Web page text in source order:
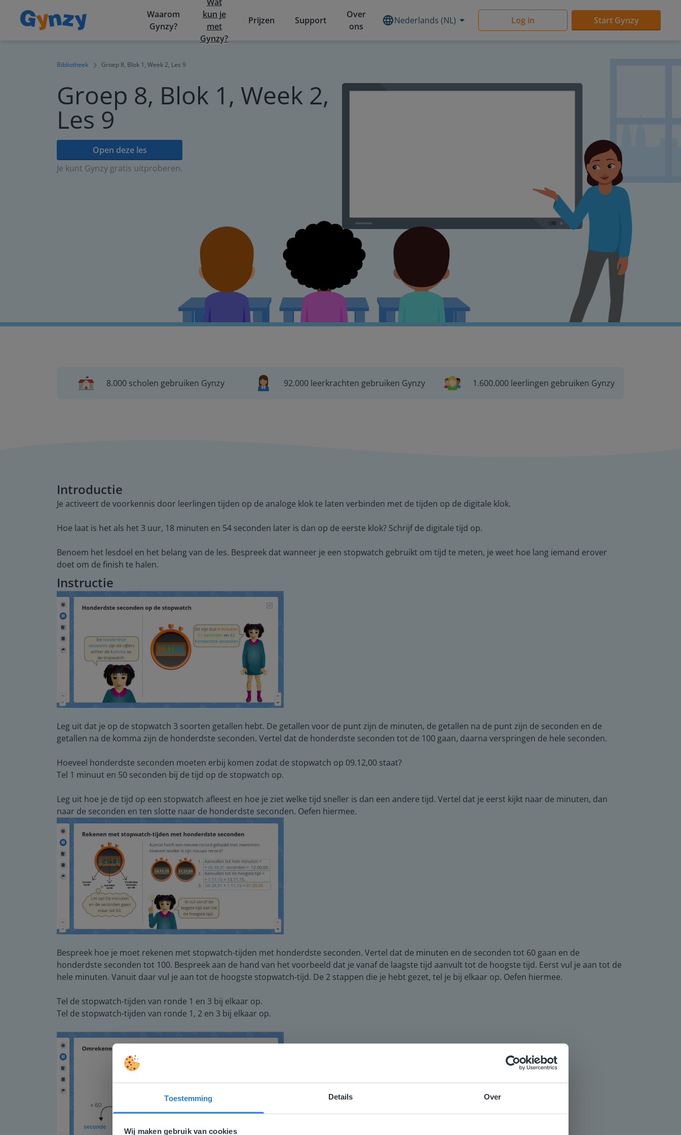
Toestemming Details Over
Wij maken gebruik van cookies
Waarom
Gynzy?
kun je
met
Gynzy?
Prijzen Support
Over
ons
Nederlands (NL) Log in Start Gynzy
Bibliotheek Groep 8, Blok 1, Week 2, Les 9
Groep 8, Blok 1, Week 2,
Les 9
Open deze les
Je kunt Gynzy gratis uitproberen.
8.000 scholen gebruiken Gynzy 92.000 leerkrachten gebruiken Gynzy 1.600.000 leerlingen gebruiken Gynzy
Introductie
Je activeert de voorkennis door leerlingen tijden op de analoge klok te laten verbinden met de tijden op de digitale klok.
Hoe laat is het als het 3 uur, 18 minuten en 54 seconden later is dan op de eerste klok? Schrijf de digitale tijd op.
Benoem het lesdoel en het belang van de les. Bespreek dat wanneer je een stopwatch gebruikt om tijd te meten, je weet hoe lang iemand erover
doet om de finish te halen.
Instructie
Leg uit dat je op de stopwatch 3 soorten getallen hebt. De getallen voor de punt zijn de minuten, de getallen na de punt zijn de seconden en de
getallen na de komma zijn de honderdste seconden. Vertel dat de honderdste seconden tot de 100 gaan, daarna verspringen de hele seconden.
Hoeveel honderdste seconden moeten erbij komen zodat de stopwatch op 09.12,00 staat?
Tel 1 minuut en 50 seconden bij de tijd op de stopwatch op.
Leg uit hoe je de tijd op een stopwatch afleest en hoe je ziet welke tijd sneller is dan een andere tijd. Vertel dat je eerst kijkt naar de minuten, dan
naar de seconden en ten slotte naar de honderdste seconden. Oefen hiermee.
Bespreek hoe je moet rekenen met stopwatch-tijden met honderdste seconden. Vertel dat de minuten en de seconden tot 60 gaan en de
honderdste seconden tot 100. Bespreek aan de hand van het voorbeeld dat je vanaf de laagste tijd aanvult tot de hoogste tijd. Eerst vul je aan tot de
hele minuten. Vanuit daar vul je aan tot de hoogste stopwatch-tijd. De 2 stappen die je hebt gezet, tel je bij elkaar op. Oefen hiermee.
Tel de stopwatch-tijden van ronde 1 en 3 bij elkaar op.
Tel de stopwatch-tijden van ronde 1, 2 en 3 bij elkaar op.
Deze website komt niet overeen met je locatie
Gezien je locatie, denken we dat je misschien liever naar de website voor